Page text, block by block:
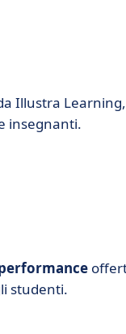
Illustra Learning,
insegnanti.
studenti.